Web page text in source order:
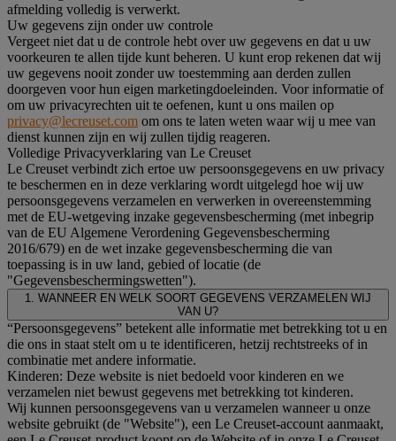
afmelding volledig is verwerkt.
Uw gegevens zijn onder uw controle
Vergeet niet dat u de controle hebt over uw gegevens en dat u uw
voorkeuren te allen tijde kunt beheren. U kunt erop rekenen dat wij
uw gegevens nooit zonder uw toestemming aan derden zullen
doorgeven voor hun eigen marketingdoeleinden. Voor informatie of
om uw privacyrechten uit te oefenen, kunt u ons mailen op
privacy@lecreuset.com om ons te laten weten waar wij u mee van
dienst kunnen zijn en wij zullen tijdig reageren.
Volledige Privacyverklaring van Le Creuset
Le Creuset verbindt zich ertoe uw persoonsgegevens en uw privacy
te beschermen en in deze verklaring wordt uitgelegd hoe wij uw
persoonsgegevens verzamelen en verwerken in overeenstemming
met de EU-wetgeving inzake gegevensbescherming (met inbegrip
van de EU Algemene Verordening Gegevensbescherming
2016/679) en de wet inzake gegevensbescherming die van
toepassing is in uw land, gebied of locatie (de
"Gegevensbeschermingswetten").
1. WANNEER EN WELK SOORT GEGEVENS VERZAMELEN WIJ
VAN U?
“Persoonsgegevens” betekent alle informatie met betrekking tot u en
die ons in staat stelt om u te identificeren, hetzij rechtstreeks of in
combinatie met andere informatie.
Kinderen: Deze website is niet bedoeld voor kinderen en we
verzamelen niet bewust gegevens met betrekking tot kinderen.
Wij kunnen persoonsgegevens van u verzamelen wanneer u onze
website gebruikt (de "Website"), een Le Creuset-account aanmaakt,